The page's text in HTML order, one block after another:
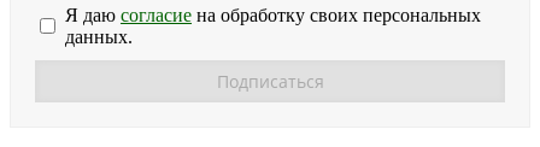
Я даю согласие на обработку своих персональных
данных.